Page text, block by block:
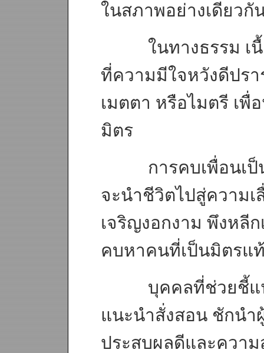
ในสภาพอย่างเดียว
ในทางธรรม เนื้อ
ที่ความมีใจหวังดีปร
เมตตา หรือไมตรี เ
มิตร
การคบเพื่อนเป็น
จะนำชีวิตไปสู่ความ
เจริญงอกงาม พึงหลี
คบหาคนที่เป็นมิตรแ
บุคคลที่ช่วยชี้แนะ
แนะนำสั่งสอน ชักนำ
ประสบผลดีและควา